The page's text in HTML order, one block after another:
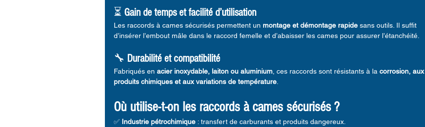
⏳ Gain de temps et facilité d’utilisation
Les raccords à cames sécurisés permettent un montage et démontage rapide sans outils. Il suffit
d’insérer l’embout mâle dans le raccord femelle et d’abaisser les cames pour assurer l’étanchéité.
🔧 Durabilité et compatibilité
Fabriqués en acier inoxydable, laiton ou aluminium , ces raccords sont résistants à la corrosion, aux
produits chimiques et aux variations de température
Où utilise-t-on les raccords à cames sécurisés ?
✅ Industrie pétrochimique : transfert de carburants et produits dangereux.